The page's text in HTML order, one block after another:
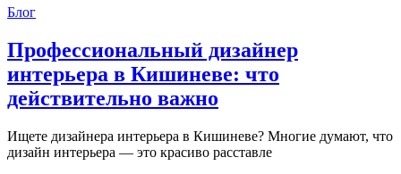
Блог
Профессиональный дизайнер
интерьера в Кишиневе: что
действительно важно
Ищете дизайнера интерьера в Кишиневе? Многие думают, что
дизайн интерьера — это красиво расставле